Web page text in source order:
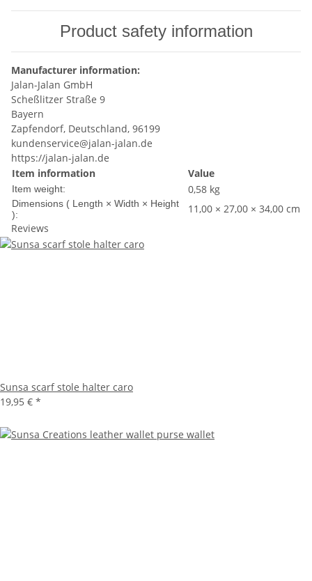
Product safety information
Manufacturer information:
Jalan-Jalan GmbH
Scheßlitzer Straße 9
Bayern
Zapfendorf, Deutschland, 96199
kundenservice@jalan-jalan.de
https://jalan-jalan.de
Item information
Value
Item weight: 0,58 kg
Dimensions ( Length × Width × Height
):
11,00 × 27,00 × 34,00 cm
Reviews
Sunsa scarf stole halter caro
19,95 € *